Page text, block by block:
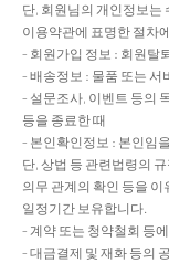
단, 회원님의 개인정보는
이용약관에 표명한 절차
- 회원가입 정보 : 회원탈
- 배송정보 : 물품 또는 서
- 설문조사, 이벤트 등의
등을 종료한 때
- 본인확인정보 : 본인임
단, 상법 등 관련법령의
의무 관계의 확인 등을
일정기간 보유합니다.
- 계약 또는 청약철회 등
- 대금결제 및 재화 등의